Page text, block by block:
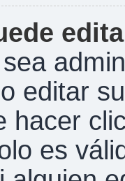
editar
hacer
es